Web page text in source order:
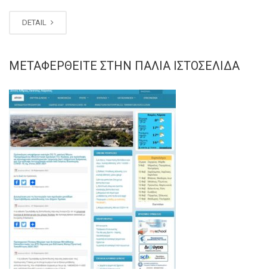
DETAIL
ΜΕΤΑΦΕΡΘΕΊΤΕ ΣΤΗΝ ΠΑΛΙΆ ΙΣΤΟΣΕΛΊΔΑ